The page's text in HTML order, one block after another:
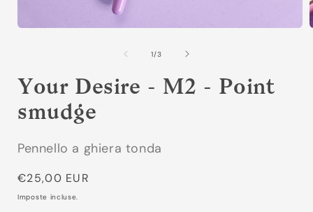
Apri
finestra
modale
1/su
3
Your Desire - M2 - Point
smudge
Pennello a ghiera tonda
Prezzo
di
€25,00 EUR
Imposte incluse.